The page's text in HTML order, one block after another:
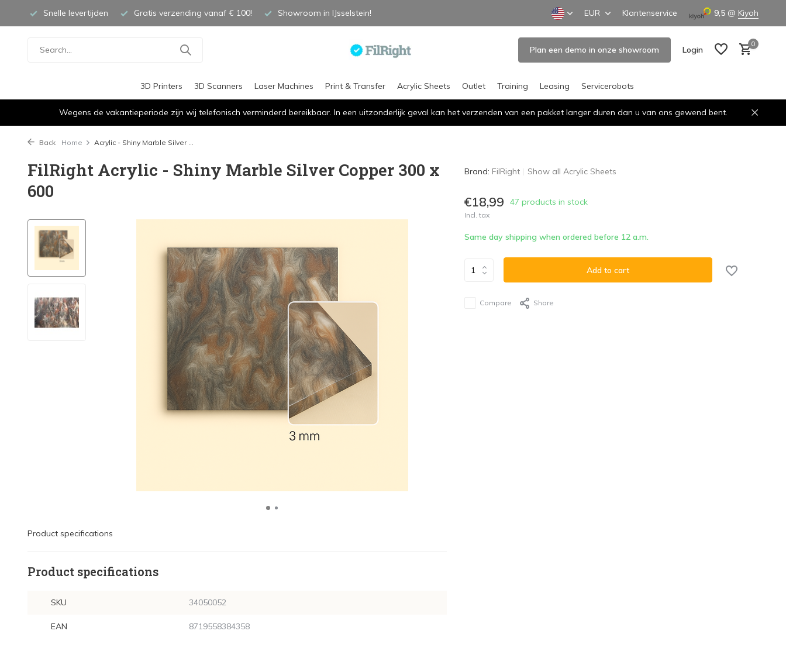
Snelle levertijden Gratis verzending vanaf € 100! Showroom in IJsselstein! EUR Klantenservice 9,5 @ Kiyoh
Plan een demo in onze showroom Login
0
3D Printers 3D Scanners Laser Machines Print & Transfer Acrylic Sheets Outlet Training Leasing Servicerobots
Wegens de vakantieperiode zijn wij telefonisch verminderd bereikbaar. In een uitzonderlijk geval kan het verzenden van een pakket langer duren dan u van ons gewend bent.
Back Home Acrylic - Shiny Marble Silver ...
FilRight Acrylic - Shiny Marble Silver Copper 300 x
600
Product specifications
Product specifications
SKU 34050052
EAN 8719558384358
Brand: FilRight Show all Acrylic Sheets
€18,99 47 products in stock
Incl. tax
Same day shipping when ordered before 12 a.m.
Add to cart
Compare Share